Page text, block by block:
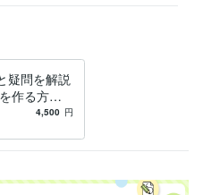
年
年
年
など菌の話とことん語り、答えま
疑問を解説
作る方、
せない4,500 円